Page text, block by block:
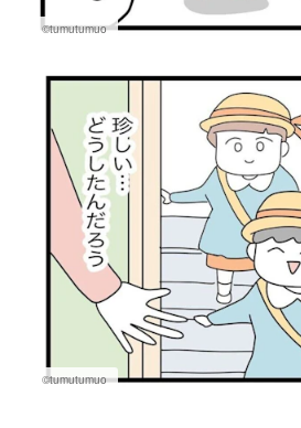
©tumutumuo
©tumutumuo